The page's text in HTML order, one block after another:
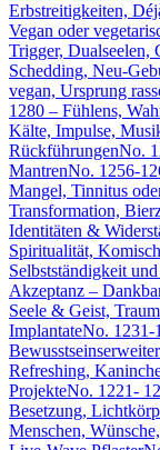
Erbstreitigkeiten,
Vegan oder
Trigger, Dualseelen,
Schedding, Neu-
vegan, Ursprung
1280 – Fühlens,
Kälte, Impulse,
RückführungenNo.
MantrenNo. 1256-
Mangel, Tinnitus
Transformation,
Identitäten &
Spiritualität,
Selbstständigkeit
Akzeptanz –
Seele & Geist,
ImplantateNo. 1231-
Refreshing,
ProjekteNo. 1221-
Besetzung,
Menschen,